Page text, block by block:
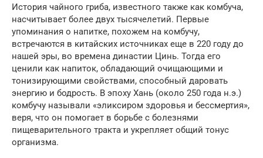
История чайного гриба, известного также как комбуча,
насчитывает более двух тысячелетий. Первые
упоминания о напитке, похожем на комбучу,
встречаются в китайских источниках еще в 220 году до
нашей эры, во времена династии Цинь. Тогда его
ценили как напиток, обладающий очищающими и
тонизирующими свойствами, способный даровать
энергию и бодрость. В эпоху Хань (около 250 года н.э.)
комбучу называли «эликсиром здоровья и бессмертия»,
веря, что он помогает в борьбе с болезнями
пищеварительного тракта и укрепляет общий тонус
организма.